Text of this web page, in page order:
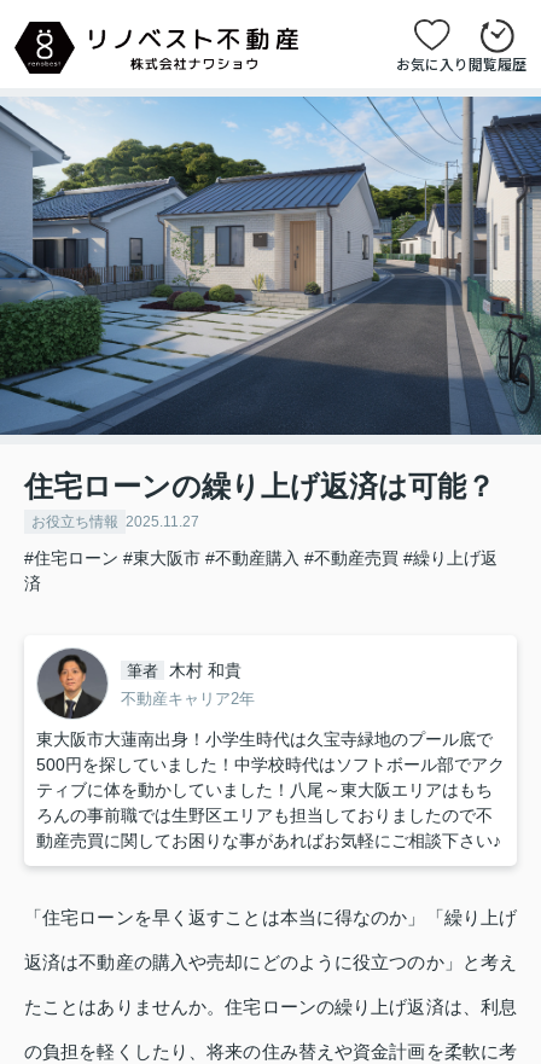
お気に入り閲覧履歴
住宅ローンの繰り上げ返済は可能？
お役立ち情報 2025.11.27
#住宅ローン #東大阪市 #不動産購入 #不動産売買 #繰り上げ返
済
筆者 木村 和貴
不動産キャリア2年
東大阪市大蓮南出身！小学生時代は久宝寺緑地のプール底で
500円を探していました！中学校時代はソフトボール部でアク
ティブに体を動かしていました！八尾～東大阪エリアはもち
ろんの事前職では生野区エリアも担当しておりましたので不
動産売買に関してお困りな事があればお気軽にご相談下さい♪
「住宅ローンを早く返すことは本当に得なのか」「繰り上げ
返済は不動産の購入や売却にどのように役立つのか」と考え
たことはありませんか。住宅ローンの繰り上げ返済は、利息
の負担を軽くしたり、将来の住み替えや資金計画を柔軟に考